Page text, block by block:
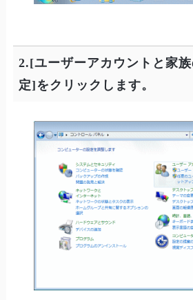
2.[ユーザーアカウントと家
定]をクリックします。